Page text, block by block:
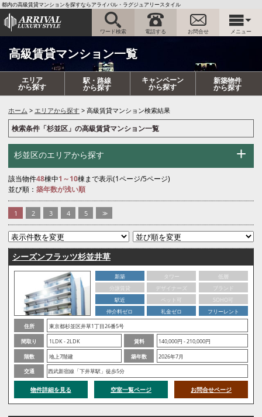
都内の高級賃貸マンションを探すならアライバル・ラグジュアリースタイル
ワード検索 電話する お問合せ メニュー
高級賃貸マンション一覧
エリア
から探す
駅・路線
から探す
キャンペーン
から探す
新築物件
から探す
ホーム エリアから探す 高級賃貸マンション検索結果
検索条件「杉並区」の高級賃貸マンション一覧
杉並区のエリアから探す
該当物件48棟中1～10棟まで表示(1ページ/5ページ)
並び順： 築年数が浅い順
1 2 3 4 5 >>
シーズンフラッツ杉並井草
新築 タワー
低層
分譲賃貸
デザイナーズ
ブランド
駅近
ペット可
SOHO可
仲介料ゼロ
礼金ゼロ
フリーレント
住所
東京都杉並区井草1丁目26番5号
間取り
1LDK - 2LDK 賃料
140,000円 - 210,000円
階数
地上7階建 築年数
2026年7月
交通
西武新宿線「下井草駅」徒歩5分
物件詳細を見る 空室一覧ページ お問合せページ